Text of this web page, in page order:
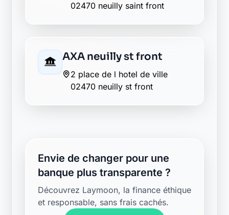
02470 neuilly saint front
AXA neuilly st front
2 place de l hotel de ville
02470 neuilly st front
Envie de changer pour une
banque plus transparente ?
Découvrez Laymoon, la finance éthique
et responsable, sans frais cachés.